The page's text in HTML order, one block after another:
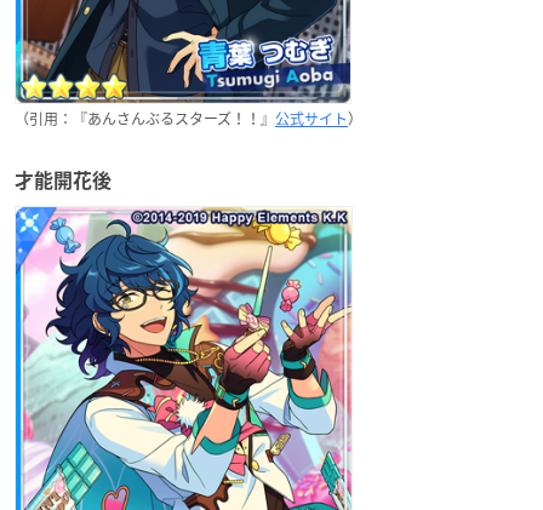
（引用：『あんさんぶるスターズ！！』 公式サイト）
才能開花後